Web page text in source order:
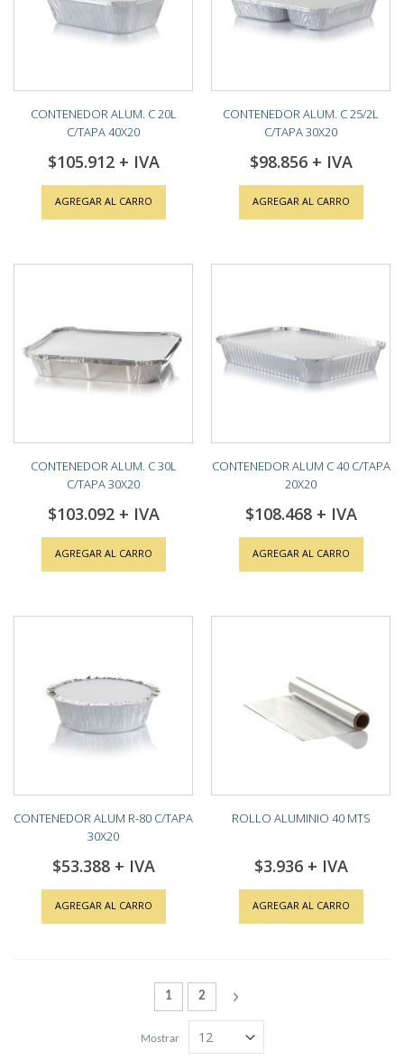
CONTENEDOR ALUM. C 20L
C/TAPA 40X20
$105.912
AGREGAR AL CARRO
CONTENEDOR ALUM. C 25/2L
C/TAPA 30X20
$98.856
AGREGAR AL CARRO
CONTENEDOR ALUM. C 30L
C/TAPA 30X20
$103.092
AGREGAR AL CARRO
CONTENEDOR ALUM C 40 C/TAPA
20X20
$108.468
AGREGAR AL CARRO
CONTENEDOR ALUM R-80 C/TAPA
30X20
$53.388
AGREGAR AL CARRO
ROLLO ALUMINIO 40 MTS
$3.936
AGREGAR AL CARRO
Página
Actualmente estás leyendo la página
1 Página
2 Página
Siguiente
Mostrar